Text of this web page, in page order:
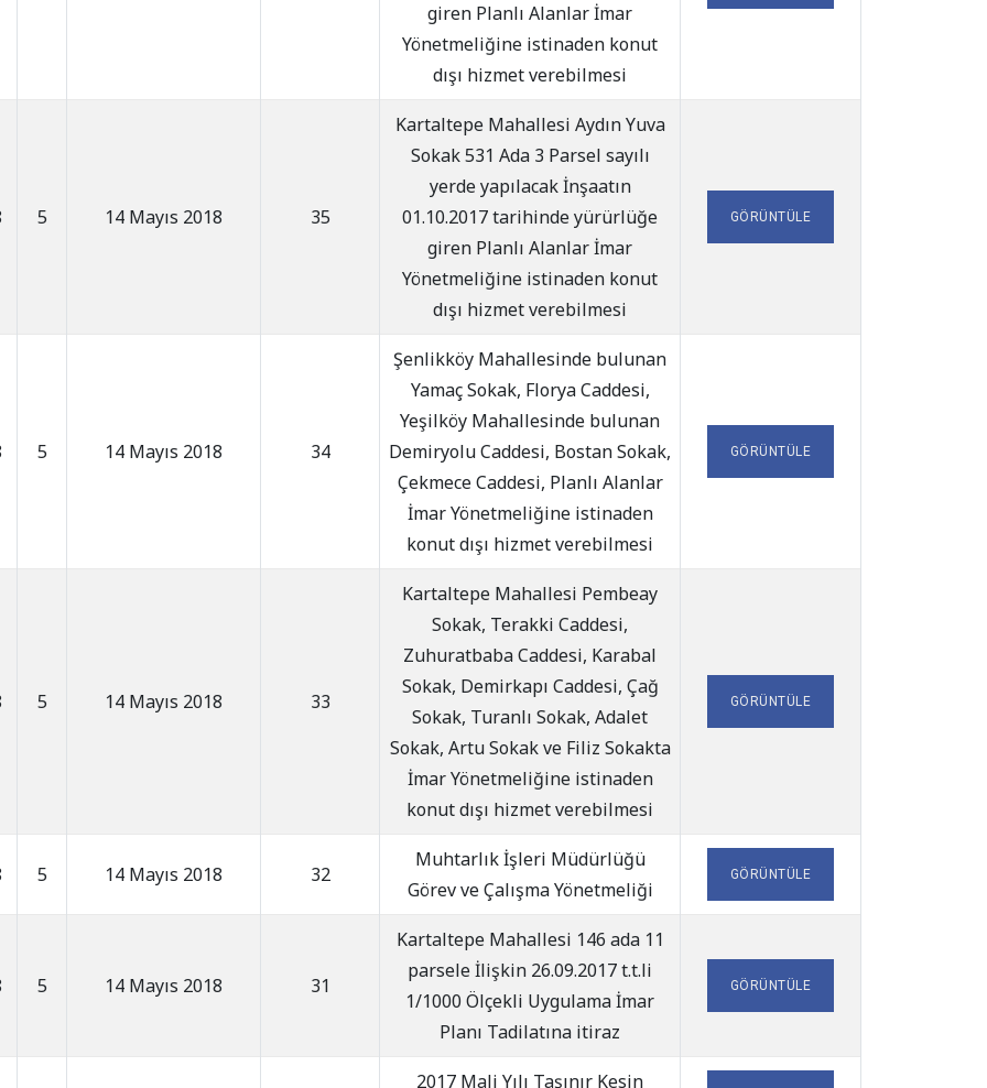
giren Planlı Alanlar İmar
Yönetmeliğine istinaden konut
dışı hizmet verebilmesi
5 14 Mayıs 2018 35
Kartaltepe Mahallesi Aydın Yuva
Sokak 531 Ada 3 Parsel sayılı
yerde yapılacak İnşaatın
01.10.2017 tarihinde yürürlüğe
giren Planlı Alanlar İmar
Yönetmeliğine istinaden konut
dışı hizmet verebilmesi
GÖRÜNTÜLE
5 14 Mayıs 2018 34
Şenlikköy Mahallesinde bulunan
Yamaç Sokak, Florya Caddesi,
Yeşilköy Mahallesinde bulunan
Demiryolu Caddesi, Bostan Sokak,
Çekmece Caddesi, Planlı Alanlar
İmar Yönetmeliğine istinaden
konut dışı hizmet verebilmesi
GÖRÜNTÜLE
5 14 Mayıs 2018 33
Kartaltepe Mahallesi Pembeay
Sokak, Terakki Caddesi,
Zuhuratbaba Caddesi, Karabal
Sokak, Demirkapı Caddesi, Çağ
Sokak, Turanlı Sokak, Adalet
Sokak, Artu Sokak ve Filiz Sokakta
İmar Yönetmeliğine istinaden
konut dışı hizmet verebilmesi
GÖRÜNTÜLE
5 14 Mayıs 2018 32
Muhtarlık İşleri Müdürlüğü
Görev ve Çalışma Yönetmeliği
GÖRÜNTÜLE
5 14 Mayıs 2018 31
Kartaltepe Mahallesi 146 ada 11
parsele İlişkin 26.09.2017 t.t.li
1/1000 Ölçekli Uygulama İmar
Planı Tadilatına itiraz
GÖRÜNTÜLE
2017 Mali Yılı Taşınır Kesin